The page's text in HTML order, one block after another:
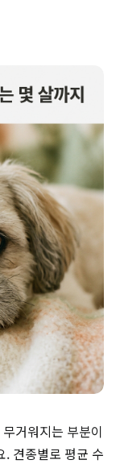
거워지는 부분이
. 견종별로 평균 수